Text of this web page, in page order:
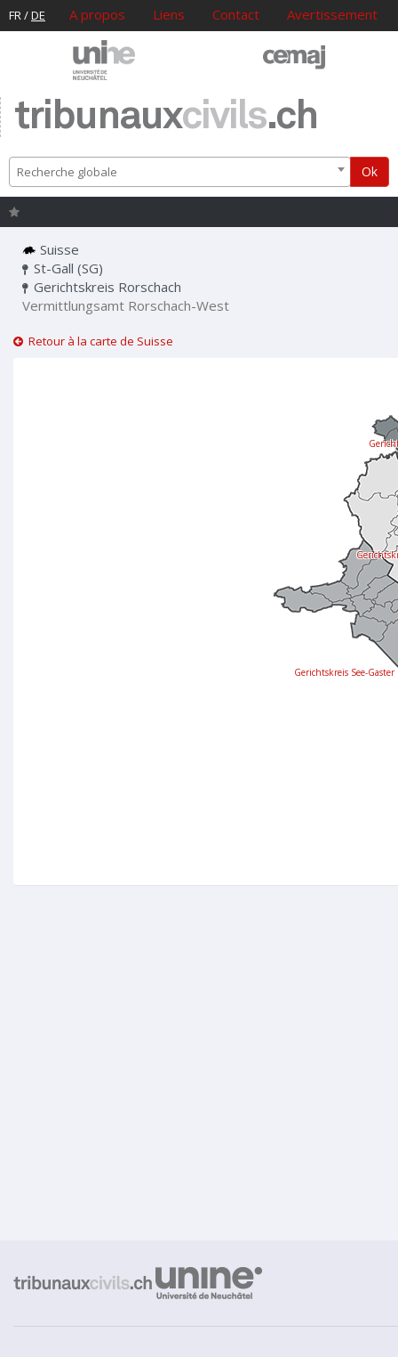
FR/DE A propos Liens Contact Avertissement
tribunauxcivils.ch
Recherche globale Ok
Suisse
St-Gall (SG)
Gerichtskreis Rorschach
Vermittlungsamt Rorschach-West
Retour à la carte de Suisse
Gerichtskreis See-Gaster